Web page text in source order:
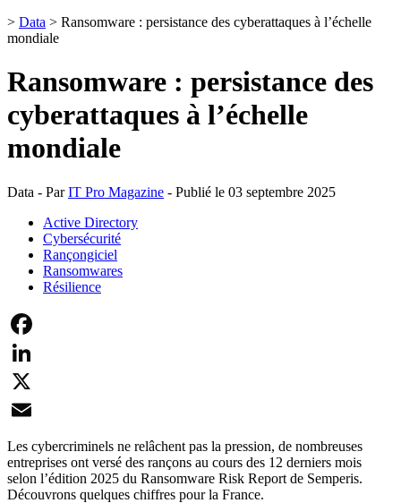
> Data > Ransomware : persistance des cyberattaques à l’échelle
mondiale
Ransomware : persistance des
cyberattaques à l’échelle
mondiale
Data - ParIT Pro Magazine - Publié le 03 septembre 2025
Active Directory
Cybersécurité
Rançongiciel
Ransomwares
Résilience
Facebook
LinkedIn
X
Email
Les cybercriminels ne relâchent pas la pression, de nombreuses
entreprises ont versé des rançons au cours des 12 derniers mois
selon l’édition 2025 du Ransomware Risk Report de Semperis.
Découvrons quelques chiffres pour la France.